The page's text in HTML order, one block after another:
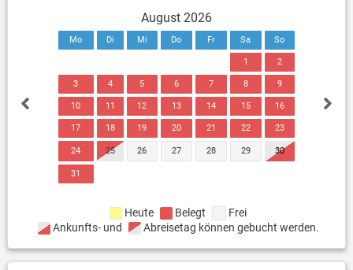
August 2026
Mo Di Mi Do Fr Sa So
1 2
3 4 5 6 7 8 9
10 11 12 13 14 15 16
17 18 19 20 21 22 23
24 25 26 27 28 29 30
31
Heute Belegt
Frei
Ankunfts- und
Abreisetag können gebucht werden.